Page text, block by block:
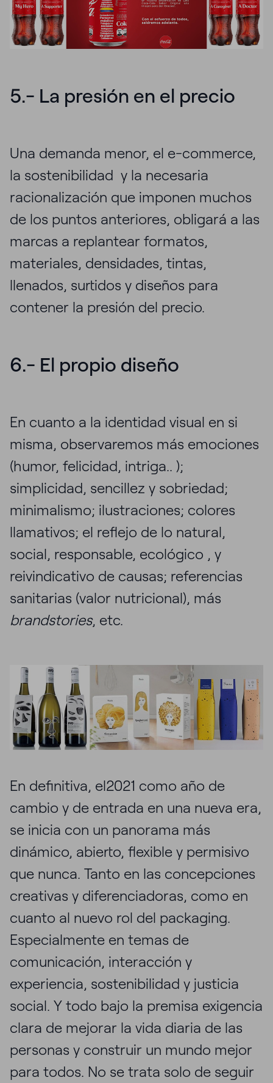
5.- La presión en el precio
Una demanda menor, el e-commerce,
la sostenibilidad y la necesaria
racionalización que imponen muchos
de los puntos anteriores, obligará a las
marcas a replantear formatos,
materiales, densidades, tintas,
llenados, surtidos y diseños para
contener la presión del precio.
6.- El propio diseño
En cuanto a la identidad visual en si
misma, observaremos más emociones
(humor, felicidad, intriga.. );
simplicidad, sencillez y sobriedad;
minimalismo; ilustraciones; colores
llamativos; el reflejo de lo natural,
social, responsable, ecológico , y
reivindicativo de causas; referencias
sanitarias (valor nutricional), más
brandstories, etc.
En definitiva, el2021 como año de
cambio y de entrada en una nueva era,
se inicia con un panorama más
dinámico, abierto, flexible y permisivo
que nunca. Tanto en las concepciones
creativas y diferenciadoras, como en
cuanto al nuevo rol del packaging.
Especialmente en temas de
comunicación, interacción y
experiencia, sostenibilidad y justicia
social. Y todo bajo la premisa exigencia
clara de mejorar la vida diaria de las
personas y construir un mundo mejor
para todos. No se trata solo de seguir